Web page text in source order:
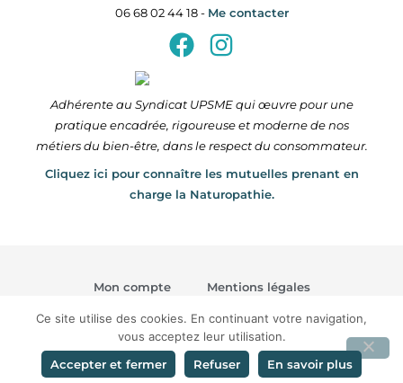
06 68 02 44 18 - Me contacter
Adhérente au Syndicat UPSME qui œuvre pour une
pratique encadrée, rigoureuse et moderne de nos
métiers du bien-être, dans le respect du consommateur.
Cliquez ici pour connaître les mutuelles prenant en
charge la Naturopathie.
Mon compte
Mentions légales
Copyright © 2026 Claire Gentelet
Ce site utilise des cookies. En continuant votre navigation,
vous acceptez leur utilisation.
Accepter et fermer
Refuser En savoir plus